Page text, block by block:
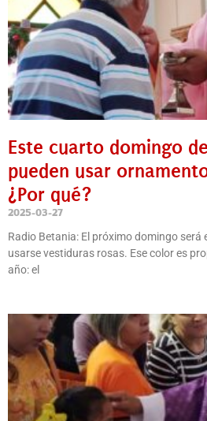
Este cuarto domingo
pueden usar
¿Por qué?
2025-03-27
Radio Betania: El próximo domingo será
usarse vestiduras rosas. Ese color es
año: el